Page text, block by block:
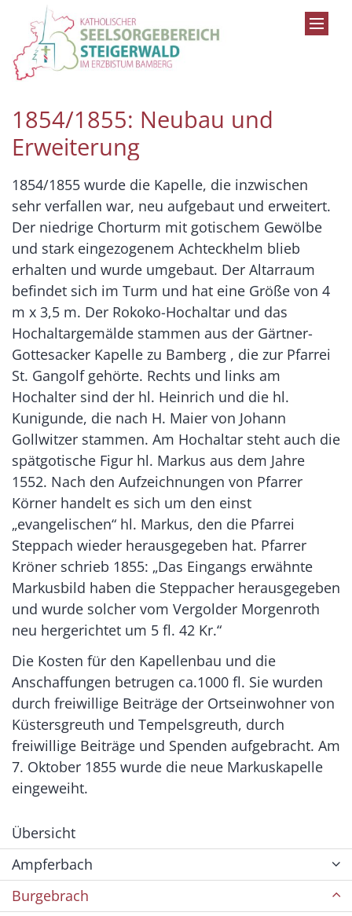
Zum Inhalt springen
1854/1855: Neubau und
Erweiterung
1854/1855 wurde die Kapelle, die inzwischen
sehr verfallen war, neu aufgebaut und erweitert.
Der niedrige Chorturm mit gotischem Gewölbe
und stark eingezogenem Achteckhelm blieb
erhalten und wurde umgebaut. Der Altarraum
befindet sich im Turm und hat eine Größe von 4
m x 3,5 m. Der Rokoko-Hochaltar und das
Hochaltargemälde stammen aus der Gärtner-
Gottesacker Kapelle zu Bamberg , die zur Pfarrei
St. Gangolf gehörte. Rechts und links am
Hochalter sind der hl. Heinrich und die hl.
Kunigunde, die nach H. Maier von Johann
Gollwitzer stammen. Am Hochaltar steht auch die
spätgotische Figur hl. Markus aus dem Jahre
1552. Nach den Aufzeichnungen von Pfarrer
Körner handelt es sich um den einst
„evangelischen“ hl. Markus, den die Pfarrei
Steppach wieder herausgegeben hat. Pfarrer
Kröner schrieb 1855: „Das Eingangs erwähnte
Markusbild haben die Steppacher herausgegeben
und wurde solcher vom Vergolder Morgenroth
neu hergerichtet um 5 fl. 42 Kr.“
Die Kosten für den Kapellenbau und die
Anschaffungen betrugen ca.1000 fl. Sie wurden
durch freiwillige Beiträge der Ortseinwohner von
Küstersgreuth und Tempelsgreuth, durch
freiwillige Beiträge und Spenden aufgebracht. Am
7. Oktober 1855 wurde die neue Markuskapelle
eingeweiht.
Übersicht
Ampferbach
Burgebrach